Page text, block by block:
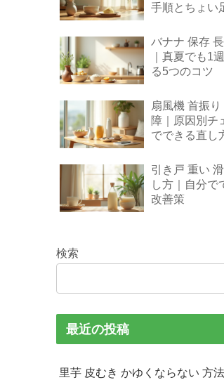
手順とちょい
バナナ 保存
｜真夏でも1
る5つのコツ
扇風機 首振
障｜原因別チ
でできる直し
引き戸 重い
し方｜自分で
改善策
検索
最近の投稿
里芋 皮むき かゆくならない 方